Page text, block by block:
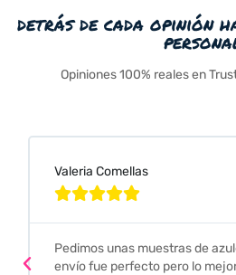
detrás de cada opinión
Opiniones 100% reales en
Valeria Comellas

Pedimos unas muestras de
envío fue perfecto pero lo mejor